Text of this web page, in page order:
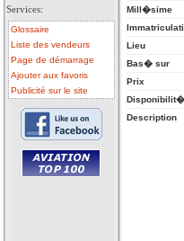
Services:
Glossaire
Liste des vendeurs
Page de démarrage
Ajouter aux favoris
Publicité sur le site
Mill�sime
Lieu
Bas� sur
Prix
Disponibilit�
Description